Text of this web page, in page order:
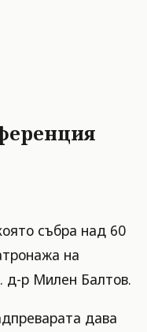
събра над 60
на
д-р Милен Балтов.
дава